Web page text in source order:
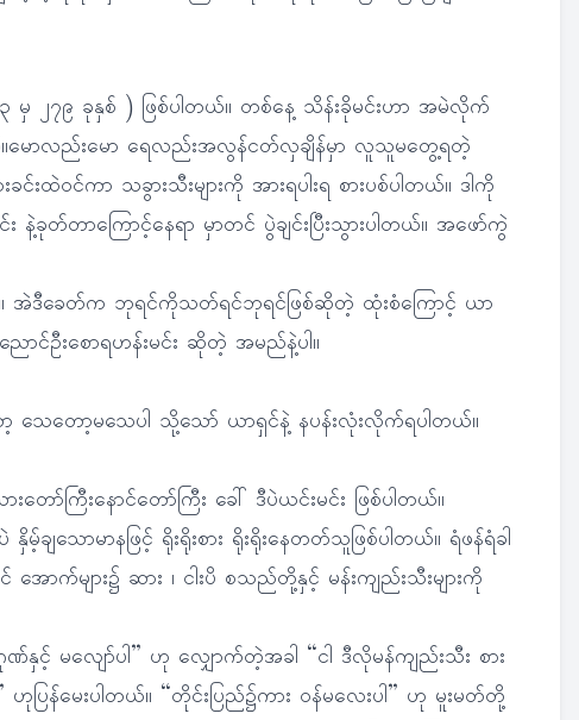
မှ ၂၇၉ ခုနှစ် ) ဖြစ်ပါတယ်။ တစ်နေ့ သိန်းခိုမင်းဟာ အမဲလိုက်
ယ်။မောလည်းမော ရေလည်းအလွန်ငတ်လှချိန်မှာ လူသူမတွေ့ရတဲ့
းထဲဝင်ကာ သခွားသီးများကို အားရပါးရ စားပစ်ပါတယ်။ ဒါကို
တာကြောင့်နေရာ မှာတင် ပွဲချင်းပြီးသွားပါတယ်။ အဖော်ကွဲ
အဲဒီခေတ်က ဘုရင်ကိုသတ်ရင်ဘုရင်ဖြစ်ဆိုတဲ့ ထုံးစံကြောင့် ယာ
ာင်ဦးစောရဟန်းမင်း ဆိုတဲ့ အမည်နဲ့ပါ။
ော့ သေတော့မသေပါ သို့သော် ယာရှင်နဲ့ နပန်းလုံးလိုက်ရပါတယ်။
ော်ကြီးနောင်တော်ကြီး ခေါ် ဒီပဲယင်းမင်း ဖြစ်ပါတယ်။
ျသောမာနဖြင့် ရိုးရိုးစား ရိုးရိုးနေတတ်သူဖြစ်ပါတယ်။ ရံဖန်ရံခါ
ောက်များ၌ ဆား ၊ ငါးပိ စသည်တို့နှင့် မန်းကျည်းသီးများကို
ဏ်နှင့် မလျော်ပါ” ဟု လျှောက်တဲ့အခါ “ငါ ဒီလိုမန်ကျည်းသီး စား
ပြန်မေးပါတယ်။ “တိုင်းပြည်၌ကား ဝန်မလေးပါ” ဟု မူးမတ်တို့